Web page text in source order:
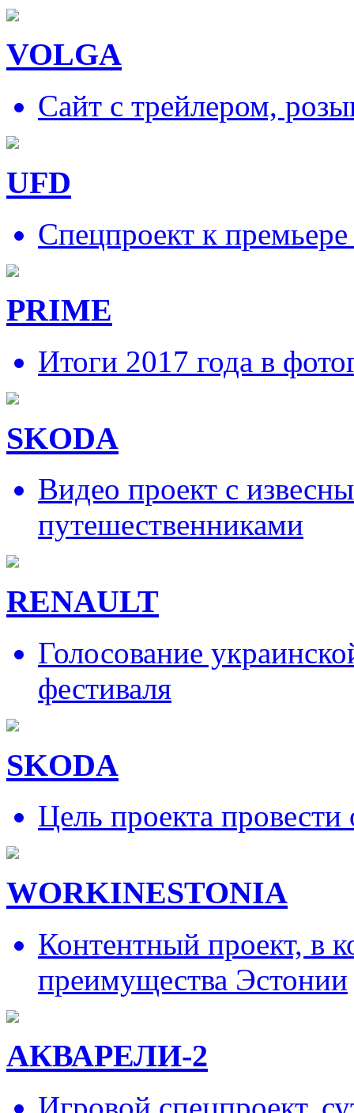
VOLGA
Сайт с трейлером,
UFD
Спецпроект к
PRIME
Итоги 2017 года в
SKODA
Видео проект с
путешественниками
RENAULT
Голосование
фестиваля
SKODA
Цель проекта провести
WORKINESTONIA
Контентный проект, в
преимущества Эстонии
АКВАРЕЛИ-2